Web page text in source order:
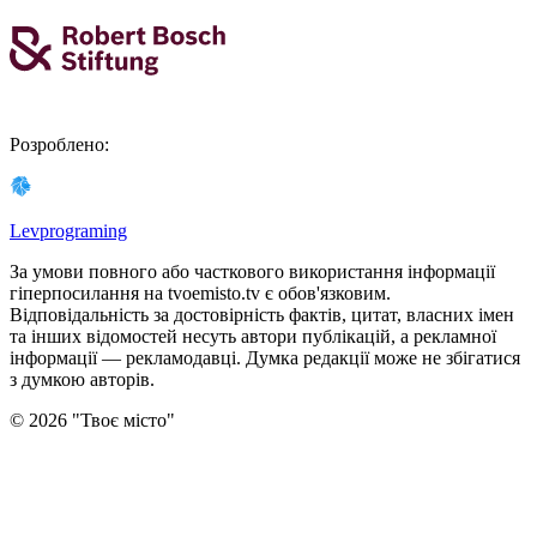
Розроблено:
Levprograming
За умови повного або часткового використання iнформацiї
гіперпосилання на tvoemisto.tv є обов'язковим.
Відповідальність за достовірність фактів, цитат, власних імен
та інших відомостей несуть автори публікацій, а рекламної
інформації — рекламодавці. Думка редакцiї може не збiгатися
з думкою авторiв.
© 2026 "Твоє місто"